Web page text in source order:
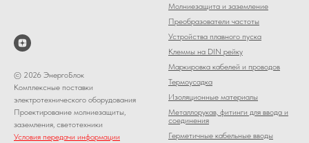
© 2026 ЭнергоБлок
Комплексные поставки
электротехнического оборудования
Проектирование молниезащиты,
заземления, светотехники
Условия передачи информации
Молниезащита и заземление
Преобразователи частоты
Устройства плавного пуска
Клеммы на DIN рейку
Маркировка кабелей и проводов
Термоусадка
Изоляционные материалы
Металлорукав, фитинги для ввода и
соединения
Герметичные кабельные вводы